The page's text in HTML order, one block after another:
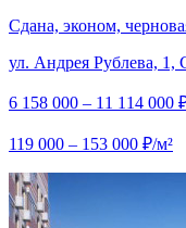
Сдана, эконом,
ул. Андрея Рублева, 1,
6 158 000 – 11 114 000
119 000 – 153 000 ₽/м²